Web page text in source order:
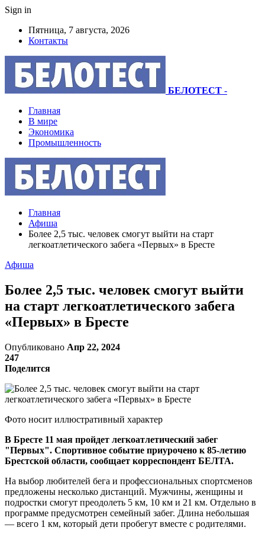
Sign in
Пятница, 7 августа, 2026
Контакты
БЕЛОТЕСТ -
Главная
В мире
Экономика
Промышленность
Главная
Афиша
Более 2,5 тыс. человек смогут выйти на старт
легкоатлетического забега «Первых» в Бресте
Афиша
Более 2,5 тыс. человек смогут выйти
на старт легкоатлетического забега
«Первых» в Бресте
Опубликовано Апр 22, 2024
247
Поделится
Фото носит иллюстративный характер
В Бресте 11 мая пройдет легкоатлетический забег
"Первых". Спортивное событие приурочено к 85-летию
Брестской области, сообщает корреспондент БЕЛТА.
На выбор любителей бега и профессиональных спортсменов
предложены несколько дистанций. Мужчины, женщины и
подростки смогут преодолеть 5 км, 10 км и 21 км. Отдельно в
программе предусмотрен семейный забег. Длина небольшая
— всего 1 км, который дети пробегут вместе с родителями.